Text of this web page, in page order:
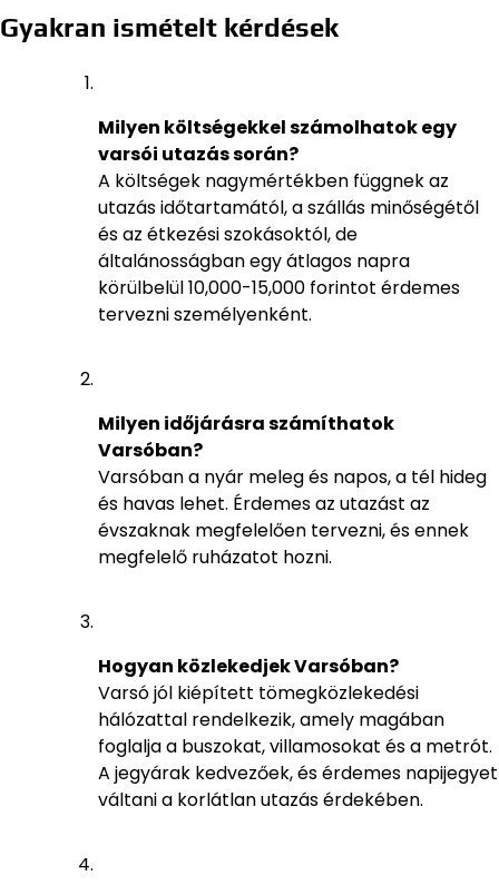
Gyakran ismételt kérdések
Milyen költségekkel számolhatok egy
varsói utazás során?
A költségek nagymértékben függnek az
utazás időtartamától, a szállás minőségétől
és az étkezési szokásoktól, de
általánosságban egy átlagos napra
körülbelül 10,000-15,000 forintot érdemes
tervezni személyenként.
Milyen időjárásra számíthatok
Varsóban?
Varsóban a nyár meleg és napos, a tél hideg
és havas lehet. Érdemes az utazást az
évszaknak megfelelően tervezni, és ennek
megfelelő ruházatot hozni.
Hogyan közlekedjek Varsóban?
Varsó jól kiépített tömegközlekedési
hálózattal rendelkezik, amely magában
foglalja a buszokat, villamosokat és a metrót.
A jegyárak kedvezőek, és érdemes napijegyet
váltani a korlátlan utazás érdekében.